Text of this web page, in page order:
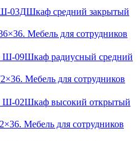
03ДШкаф средний закрытый
Ш-09Шкаф радиусный средний
Ш-02Шкаф высокий открытый